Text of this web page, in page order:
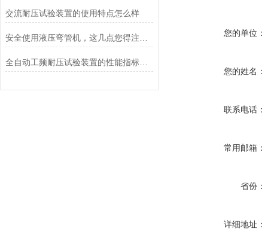
交流耐压试验装置的使用特点怎么样
全自动工频耐压试验装置的性能指标包括哪些
您的单位：
您的姓名：
联系电话：
常用邮箱：
省份：
详细地址：